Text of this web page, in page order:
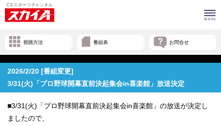
視聴方法 番組表 お問合せ
2026/2/20 [番組変更]
3/31(火)「プロ野球開幕直前決起集会in喜楽館」放送決定
■3/31(火)「プロ野球開幕直前決起集会in喜楽館」の放送が決定し
ましたので、